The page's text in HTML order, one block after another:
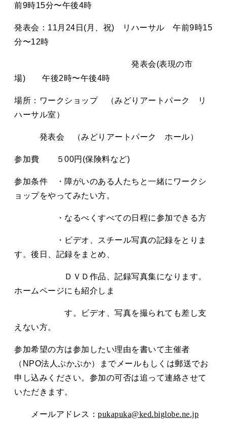
前9時15分〜午後4時
発表会： 11 月 24 日 ( 月、祝) リハーサル 午前9時15
分〜12時
発表会(表現の市
場) 午後2時〜午後4時
場所：ワークショップ （みどりアートパーク リ
ハーサル室）
発表会 （みどりアートパーク ホール）
参加費 ５ 00円 (保険料など)
参加条件 ・障がいのある人たちと一緒にワークシ
ョップをやってみたい方。
・なるべくすべての日程に参加できる方
・ビデオ、スチール写真の記録をとりま
す。後日、記録をまとめ、
ＤＶＤ作品、記録写真集になります。
ホームページにも紹介しま
す。ビデオ、写真を撮られても差し支
えない方。
参加希望の方は参加したい理由を書いて主催者
（ NPO法人ぷかぷか）までメールもしくは郵送でお
申し込みください。参加の可否は追って連絡させて
いただきます。
メールアドレス： pukapuka@ked.biglobe.ne.jp